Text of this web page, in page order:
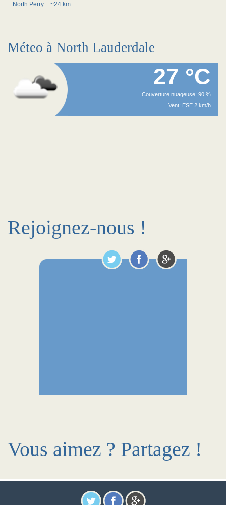
North Perry
~24 km
Méteo à North Lauderdale
27 °C
Couverture nuageuse: 90 %
Vent: ESE 2 km/h
Rejoignez-nous !
Vous aimez ? Partagez !